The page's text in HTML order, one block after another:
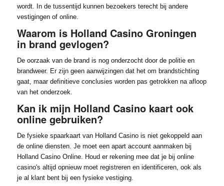
wordt. In de tussentijd kunnen bezoekers terecht bij andere
vestigingen of online.
Waarom is Holland Casino Groningen
in brand gevlogen?
De oorzaak van de brand is nog onderzocht door de politie en
brandweer. Er zijn geen aanwijzingen dat het om brandstichting
gaat, maar definitieve conclusies worden pas getrokken na afloop
van het onderzoek.
Kan ik mijn Holland Casino kaart ook
online gebruiken?
De fysieke spaarkaart van Holland Casino is niet gekoppeld aan
de online diensten. Je moet een apart account aanmaken bij
Holland Casino Online. Houd er rekening mee dat je bij online
casino's altijd opnieuw moet registreren en identificeren, ook als
je al klant bent bij een fysieke vestiging.